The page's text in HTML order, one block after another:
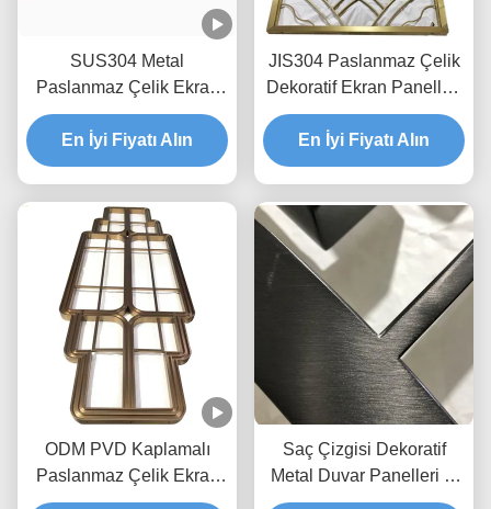
SUS304 Metal
Paslanmaz Çelik Ekran
Bölme Saç Çizgisi H3m
Rose Gold Oda Bölücü
En İyi Fiyatı Alın
JIS304 Paslanmaz Çelik
Dekoratif Ekran Panelleri
Aşınmaya Dayanıklı
Lazer Kesim İçi Boş Saç
Çizgisi
En İyi Fiyatı Alın
ODM PVD Kaplamalı
Paslanmaz Çelik Ekran
Bölme Bronz Oda Bölücü
Saç Çizgisi Dekoratif
Metal Duvar Panelleri İç
PVD Kaplama Antiwear